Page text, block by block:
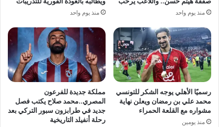
منذ يوم واحد منذ يوم واحد
رسميًا الأهلي يوجه الشكر للتونسي
محمد علي بن رمضان ويعلن نهاية
مشواره مع القلعة الحمراء
منذ يومين
مملكة جديدة للفرعون
المصري..محمد صلاح يكتب فصل
جديد في طرابزون سبور التركي بعد
رحلة أنفيلد التاريخية